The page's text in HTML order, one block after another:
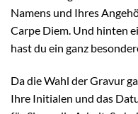
Namens und Ihres
Carpe Diem. Und hinten
hast du ein ganz
Da die Wahl der Gravur
Ihre Initialen und das